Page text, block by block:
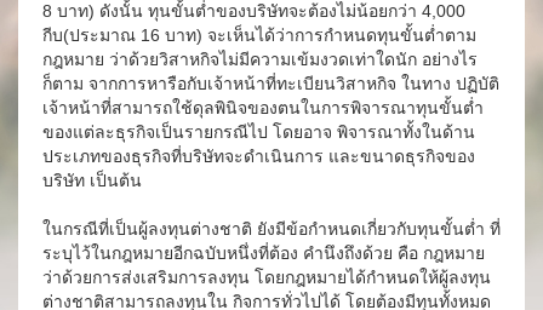
8 บาท) ดังนั้น ทุนขั้นต่ำของบริษัทจะต้องไม่น้อยกว่า 4,000
กีบ(ประมาณ 16 บาท) จะเห็นได้ว่าการกำหนดทุนขั้นต่ำตาม
กฎหมาย ว่าด้วยวิสาหกิจไม่มีความเข้มงวดเท่าใดนัก อย่างไร
ก็ตาม จากการหารือกับเจ้าหน้าที่ทะเบียนวิสาหกิจ ในทาง ปฏิบัติ
เจ้าหน้าที่สามารถใช้ดุลพินิจของตนในการพิจารณาทุนขั้นต่ำ
ของแต่ละธุรกิจเป็นรายกรณีไป โดยอาจ พิจารณาทั้งในด้าน
ประเภทของธุรกิจที่บริษัทจะดำเนินการ และขนาดธุรกิจของ
บริษัท เป็นต้น
ในกรณีที่เป็นผู้ลงทุนต่างชาติ ยังมีข้อกำหนดเกี่ยวกับทุนขั้นต่ำ ที่
ระบุไว้ในกฎหมายอีกฉบับหนึ่งที่ต้อง คำนึงถึงด้วย คือ กฎหมาย
ว่าด้วยการส่งเสริมการลงทุน โดยกฎหมายได้กำหนดให้ผู้ลงทุน
ต่างชาติสามารถลงทุนใน กิจการทั่วไปได้ โดยต้องมีทุนทั้งหมด